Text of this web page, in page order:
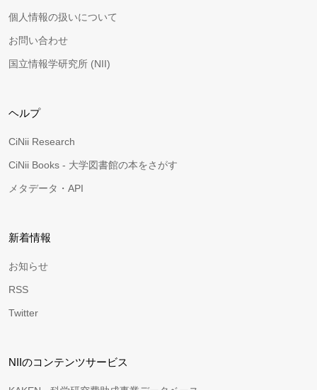
個人情報の扱いについて
お問い合わせ
国立情報学研究所 (NII)
ヘルプ
CiNii Research
CiNii Books - 大学図書館の本をさがす
メタデータ・API
新着情報
お知らせ
RSS
Twitter
NIIのコンテンツサービス